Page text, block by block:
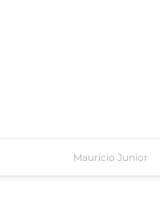
Mauricio Junior